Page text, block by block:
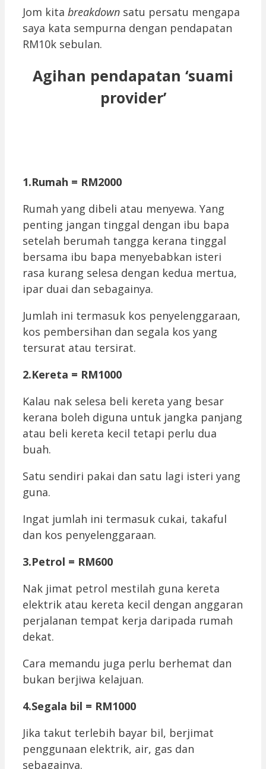
Jom kita breakdown satu persatu mengapa
saya kata sempurna dengan pendapatan
RM10k sebulan.
Agihan pendapatan ‘suami
provider’
1.Rumah = RM2000
Rumah yang dibeli atau menyewa. Yang
penting jangan tinggal dengan ibu bapa
setelah berumah tangga kerana tinggal
bersama ibu bapa menyebabkan isteri
rasa kurang selesa dengan kedua mertua,
ipar duai dan sebagainya.
Jumlah ini termasuk kos penyelenggaraan,
kos pembersihan dan segala kos yang
tersurat atau tersirat.
2.Kereta = RM1000
Kalau nak selesa beli kereta yang besar
kerana boleh diguna untuk jangka panjang
atau beli kereta kecil tetapi perlu dua
buah.
Satu sendiri pakai dan satu lagi isteri yang
guna.
Ingat jumlah ini termasuk cukai, takaful
dan kos penyelenggaraan.
3.Petrol = RM600
Nak jimat petrol mestilah guna kereta
elektrik atau kereta kecil dengan anggaran
perjalanan tempat kerja daripada rumah
dekat.
Cara memandu juga perlu berhemat dan
bukan berjiwa kelajuan.
4.Segala bil = RM1000
Jika takut terlebih bayar bil, berjimat
penggunaan elektrik, air, gas dan
sebagainya.